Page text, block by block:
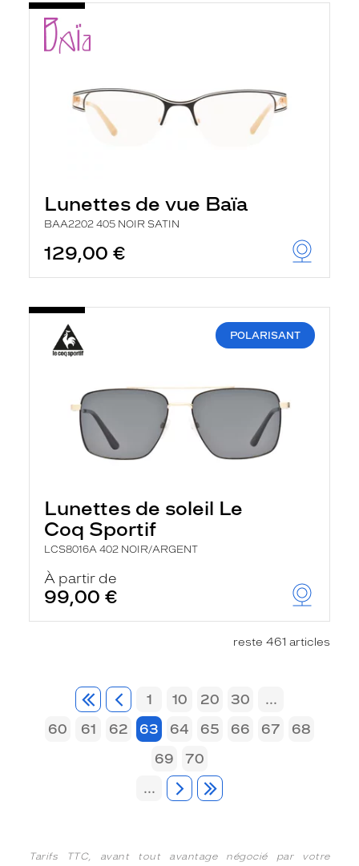
Lunettes de vue Baïa
BAA2202 405 NOIR SATIN
129,00 €
POLARISANT
Lunettes de soleil Le
Coq Sportif
LCS8016A 402 NOIR/ARGENT
À partir de
99,00 €
reste 461 articles
1 10 20 30
...
60
61 62 63 64 65 66 67
68
69
70
...
Tarifs TTC, avant tout avantage négocié par votre